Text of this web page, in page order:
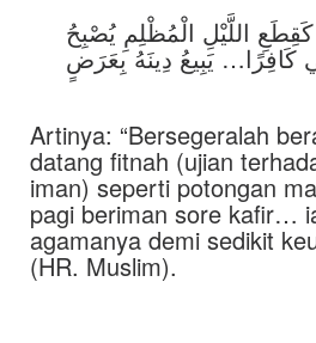
كَقِطَعِ اللَّيْلِ الْمُظْلِمِ يُصْبِحُ
كَافِرًا… يَبِيعُ دِينَهُ بِعَرَضٍ
Artinya: “Bersegeralah
datang fitnah (ujian
iman) seperti potongan
pagi beriman sore kafir…
agamanya demi sedikit
(HR. Muslim).